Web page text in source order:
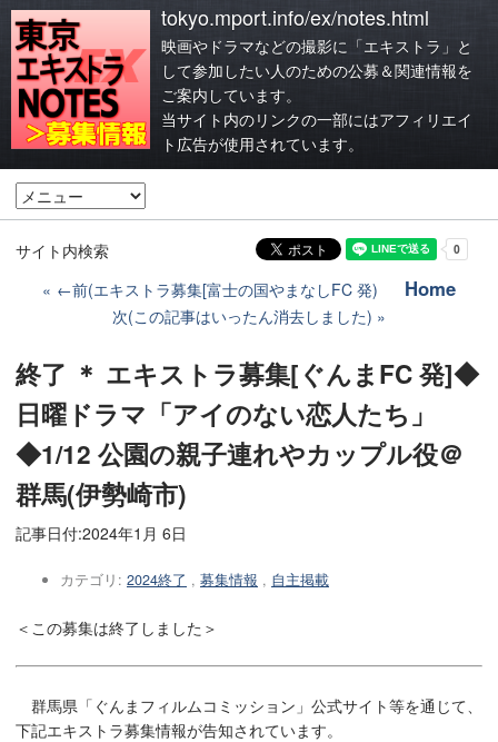
tokyo.mport.info/ex/notes.html
映画やドラマなどの撮影に「エキストラ」と
して参加したい人のための公募＆関連情報を
ご案内しています。
当サイト内のリンクの一部にはアフィリエイ
ト広告が使用されています。
サイト内検索
←前(エキストラ募集[富士の国やまなしFC 発)
Home
次(この記事はいったん消去しました)
終了 ＊ エキストラ募集[ぐんまFC 発]◆
日曜ドラマ「アイのない恋人たち」
◆1/12 公園の親子連れやカップル役＠
群馬(伊勢崎市)
記事日付:2024年1月 6日
カテゴリ: 2024終了 , 募集情報 , 自主掲載
＜この募集は終了しました＞
群馬県「ぐんまフィルムコミッション」公式サイト等を通じて、
下記エキストラ募集情報が告知されています。